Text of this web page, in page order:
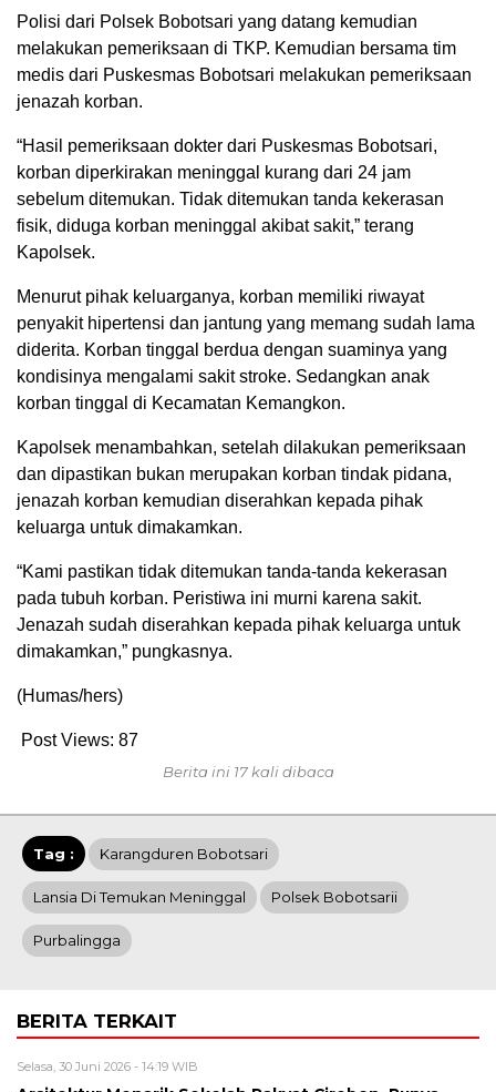
Polisi dari Polsek Bobotsari yang datang kemudian
melakukan pemeriksaan di TKP. Kemudian bersama tim
medis dari Puskesmas Bobotsari melakukan pemeriksaan
jenazah korban.
“Hasil pemeriksaan dokter dari Puskesmas Bobotsari,
korban diperkirakan meninggal kurang dari 24 jam
sebelum ditemukan. Tidak ditemukan tanda kekerasan
fisik, diduga korban meninggal akibat sakit,” terang
Kapolsek.
Menurut pihak keluarganya, korban memiliki riwayat
penyakit hipertensi dan jantung yang memang sudah lama
diderita. Korban tinggal berdua dengan suaminya yang
kondisinya mengalami sakit stroke. Sedangkan anak
korban tinggal di Kecamatan Kemangkon.
Kapolsek menambahkan, setelah dilakukan pemeriksaan
dan dipastikan bukan merupakan korban tindak pidana,
jenazah korban kemudian diserahkan kepada pihak
keluarga untuk dimakamkan.
“Kami pastikan tidak ditemukan tanda-tanda kekerasan
pada tubuh korban. Peristiwa ini murni karena sakit.
Jenazah sudah diserahkan kepada pihak keluarga untuk
dimakamkan,” pungkasnya.
(Humas/hers)
Post Views: 87
Berita ini 17 kali dibaca
Tag : Karangduren Bobotsari
Lansia Di Temukan Meninggal Polsek Bobotsarii
Purbalingga
BERITA TERKAIT
Selasa, 30 Juni 2026 - 14:19 WIB